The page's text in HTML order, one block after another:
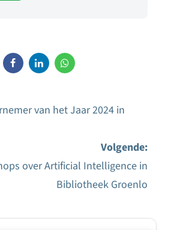
van het Jaar 2024 in
Volgende:
over Artificial Intelligence in
Bibliotheek Groenlo